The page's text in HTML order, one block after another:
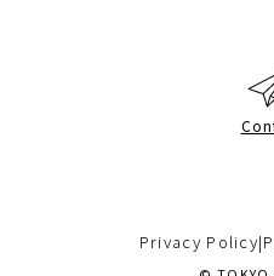
Privacy Policy|